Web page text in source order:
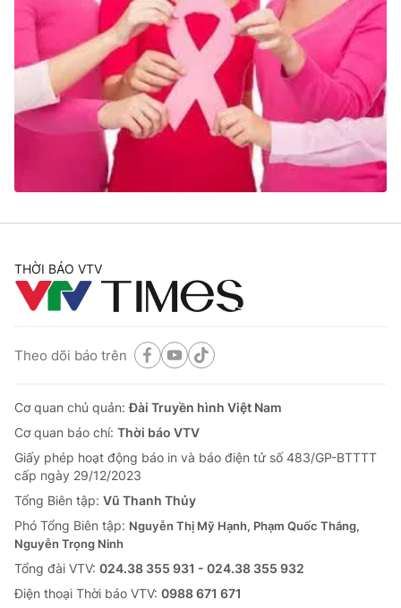
THỜI BÁO VTV
Theo dõi báo trên
Cơ quan chủ quản:Đài Truyền hình Việt Nam
Cơ quan báo chí: Thời báo VTV
Giấy phép hoạt động báo in và báo điện tử số 483/GP-BTTTT
cấp ngày 29/12/2023
Tổng Biên tập: Vũ Thanh Thủy
Phó Tổng Biên tập: Nguyễn Thị Mỹ Hạnh, Phạm Quốc Thắng,
Nguyễn Trọng Ninh
Tổng đài VTV: 024.38 355 931 - 024.38 355 932
Ðiện thoại Thời báo VTV: 0988 671 671